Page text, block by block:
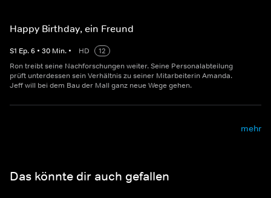
Happy Birthday, ein Freund
S1 Ep.6 • 30 Min. • HD
12
Ron treibt seine Nachforschungen weiter. Seine Personalabteilung
prüft unterdessen sein Verhältnis zu seiner Mitarbeiterin Amanda.
Jeff will bei dem Bau der Mall ganz neue Wege gehen.
mehr
Das könnte dir auch gefallen